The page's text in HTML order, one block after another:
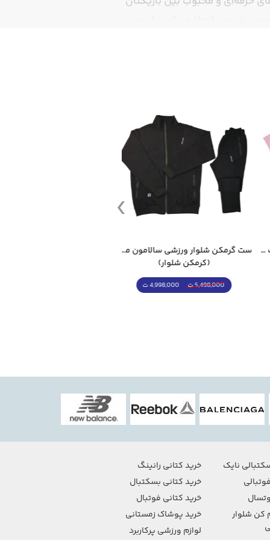
کیت تی شرت و شورت ورزشی منتخب مسی
ست گرمکن شلوار ورزشی سالامون مشکی
(کرمکن شلوار)
5,498,000 ت 4,998,000 ت
نایک
کن شلوار
خرید کتانی رانینگ
خرید کتانی بسکتبال
خرید کتانی فوتبال
خرید پوشاک زمستانی
لوازم ورزشی پرکاربرد